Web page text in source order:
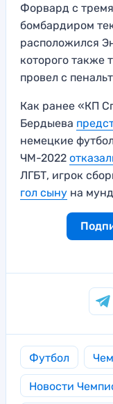
Форвард с
бомбардиром
расположился
которого также
провел с
Как ранее «КП
Бердыева
немецкие
ЧМ-2022
ЛГБТ, игрок
гол сыну на
Футбол
Новости